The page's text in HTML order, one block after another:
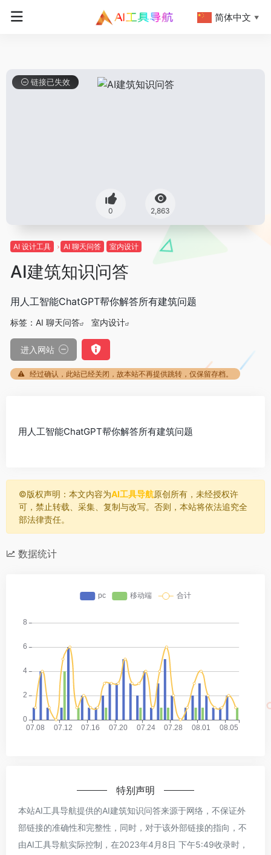
0 2,863
链接已失效
AI 设计工具 AI 聊天问答 室内设计
AI建筑知识问答
用人工智能ChatGPT帮你解答所有建筑问题
标签： AI 聊天问答 室内设计
进入网站
经过确认，此站已经关闭，故本站不再提供跳转，仅保留存档。
用人工智能ChatGPT帮你解答所有建筑问题
©️版权声明：本文内容为AI工具导航原创所有，未经授权许
可，禁止转载、采集、复制与改写。否则，本站将依法追究全
部法律责任。
数据统计
特别声明
本站AI工具导航提供的AI建筑知识问答来源于网络，不保证外
部链接的准确性和完整性，同时，对于该外部链接的指向，不
由AI工具导航实际控制，在2023年4月8日 下午5:49收录时，
简体中文 ▼